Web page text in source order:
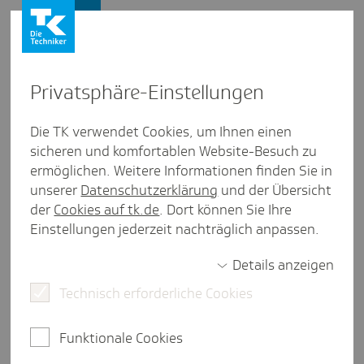
Zahl der vermu­teten Behand­
lungs­fehler steigt
Pres­se­mit­tei­lung aus Berlin/Bran­den­burg
Presse und Politik Patientensicherheit
Immer mehr TK-Versicherte
in Brandenburg vermuten, von Ärztinnen, Ärzten
2025 wandten sich 186 Patientinnen und Patienten
Privat­sphäre-Einstel­lungen
Die TK verwendet Cookies, um Ihnen einen
sicheren und komfortablen Website-Besuch zu
ermöglichen. Weitere Informationen finden Sie in
unserer Datenschutzerklärung und der Übersicht
der Cookies auf tk.de. Dort können Sie Ihre
Einstellungen jederzeit nachträglich anpassen.
Details anzeigen
Technisch erforderliche Cookies
Funktionale Cookies